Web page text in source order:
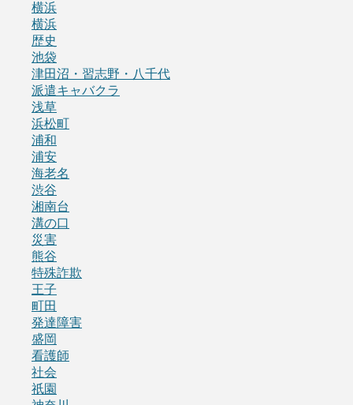
横浜
横浜
歴史
池袋
津田沼・習志野・八千代
派遣キャバクラ
浅草
浜松町
浦和
浦安
海老名
渋谷
湘南台
溝の口
災害
熊谷
特殊詐欺
王子
町田
発達障害
盛岡
看護師
社会
祇園